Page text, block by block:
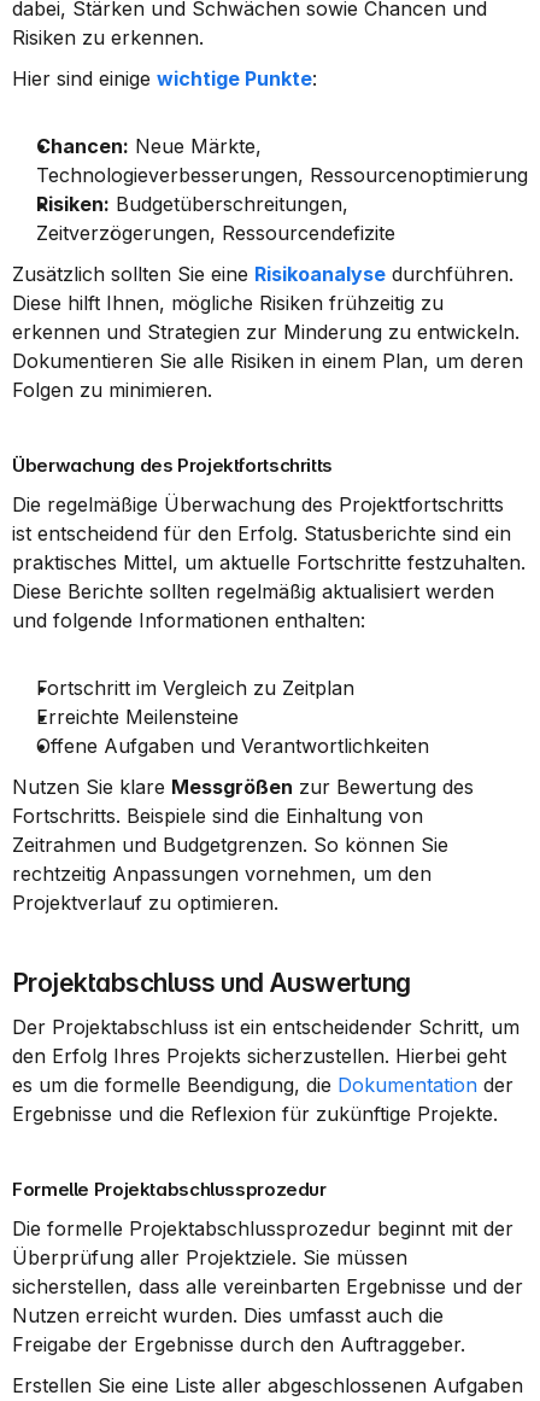
dabei, Stärken und Schwächen sowie Chancen und
Risiken zu erkennen.
Hier sind einige wichtige Punkte:
Chancen: Neue Märkte,
Technologieverbesserungen, Ressourcenoptimierung
Risiken: Budgetüberschreitungen,
Zeitverzögerungen, Ressourcendefizite
Zusätzlich sollten Sie eine Risikoanalyse durchführen.
Diese hilft Ihnen, mögliche Risiken frühzeitig zu
erkennen und Strategien zur Minderung zu entwickeln.
Dokumentieren Sie alle Risiken in einem Plan, um deren
Folgen zu minimieren.
Überwachung des Projektfortschritts
Die regelmäßige Überwachung des Projektfortschritts
ist entscheidend für den Erfolg. Statusberichte sind ein
praktisches Mittel, um aktuelle Fortschritte festzuhalten.
Diese Berichte sollten regelmäßig aktualisiert werden
und folgende Informationen enthalten:
Fortschritt im Vergleich zu Zeitplan
Erreichte Meilensteine
Offene Aufgaben und Verantwortlichkeiten
Nutzen Sie klare Messgrößen zur Bewertung des
Fortschritts. Beispiele sind die Einhaltung von
Zeitrahmen und Budgetgrenzen. So können Sie
rechtzeitig Anpassungen vornehmen, um den
Projektverlauf zu optimieren.
Projektabschluss und Auswertung
Der Projektabschluss ist ein entscheidender Schritt, um
den Erfolg Ihres Projekts sicherzustellen. Hierbei geht
es um die formelle Beendigung, die Dokumentation der
Ergebnisse und die Reflexion für zukünftige Projekte.
Formelle Projektabschlussprozedur
Die formelle Projektabschlussprozedur beginnt mit der
Überprüfung aller Projektziele. Sie müssen
sicherstellen, dass alle vereinbarten Ergebnisse und der
Nutzen erreicht wurden. Dies umfasst auch die
Freigabe der Ergebnisse durch den Auftraggeber.
Erstellen Sie eine Liste aller abgeschlossenen Aufgaben